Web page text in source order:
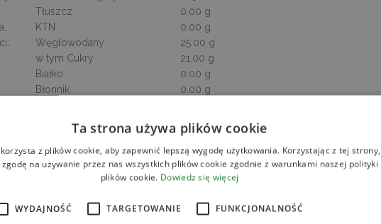
Tłuszcz
0.00 g
KTN
0.00 g
Węglowodany
25.00 g
w tym Cukry
21.00 g
Białko
0.00 g
Błonnik
0.00 g
Ta strona używa plików cookie
z plików cookie, aby zapewnić lepszą wygodę użytkowania. Korzystając z tej strony,
na używanie przez nas wszystkich plików cookie zgodnie z warunkami naszej polityki
plików cookie. Dowiedz się więcej
WYDAJNOŚĆ TARGETOWANIE FUNKCJONALNOŚĆ